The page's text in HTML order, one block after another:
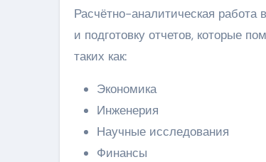
Расчётно-аналитическая
и подготовку отчетов, которые
таких как:
Экономика
Инженерия
Научные исследования
Финансы